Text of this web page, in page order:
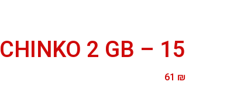
CHINKO 2 GB – 15 ימים
61 ₪